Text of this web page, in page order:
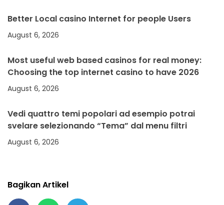
Better Local casino Internet for people Users
August 6, 2026
Most useful web based casinos for real money:
Choosing the top internet casino to have 2026
August 6, 2026
Vedi quattro temi popolari ad esempio potrai
svelare selezionando “Tema” dal menu filtri
August 6, 2026
Bagikan Artikel